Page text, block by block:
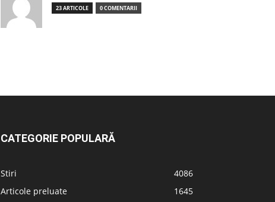
23 ARTICOLE 0 COMENTARII
CATEGORIE POPULARĂ
Stiri
4086
Articole preluate
1645